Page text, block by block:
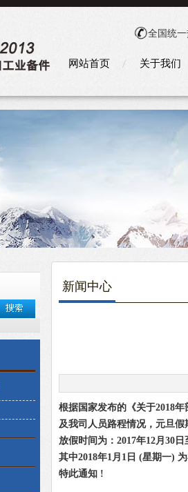
全国统一
网站首页 关于我们
新闻中心
根据国家发布的《关于2018年
及我司人员路程情况，元旦假
放假时间为：2017年12月30日
其中2018年1月1日 (星期一) 为
特此通知 !